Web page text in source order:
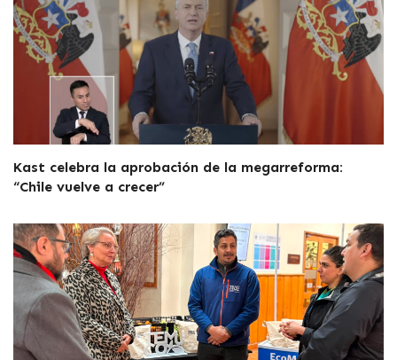
Kast celebra la aprobación de la megarreforma:
“Chile vuelve a crecer”